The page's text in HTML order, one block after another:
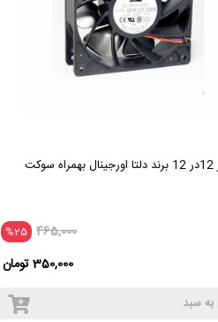
فن ماینر 12در 12 برند دلتا اورجینال بهمراه سوکت
%25 465,000
350,000 تومان
به سبد